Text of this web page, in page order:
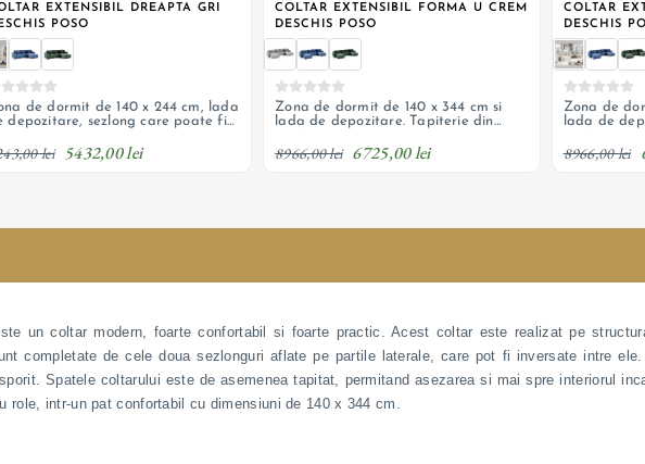
EXTENSIBIL DREAPTA GRI
POSO
de dormit de 140 x 244 cm, lada
depozitare, sezlong care poate fi
lei 5432,00 lei
COLTAR EXTENSIBIL FORMA U CREM
DESCHIS POSO
Zona de dormit de 140 x 344 cm si
lada de depozitare. Tapiterie din
8966,00 lei 6725,00 lei
COLTAR
DESCHIS
Zona de
lada de
8966,00 lei
un coltar modern, foarte confortabil si foarte practic. Acest coltar este realizat pe
completate de cele doua sezlonguri aflate pe partile laterale, care pot fi inversate intre
Spatele coltarului este de asemenea tapitat, permitand asezarea si mai spre interiorul
role, intr-un pat confortabil cu dimensiuni de 140 x 344 cm.